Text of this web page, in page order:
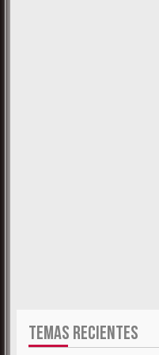
TEMAS RECIENTES